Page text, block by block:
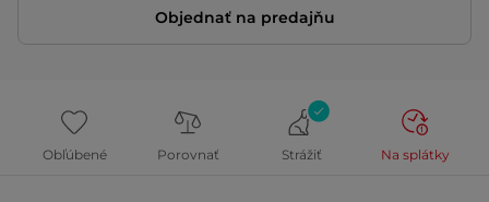
Objednať na predajňu
Obľúbené Porovnať Strážiť Na splátky